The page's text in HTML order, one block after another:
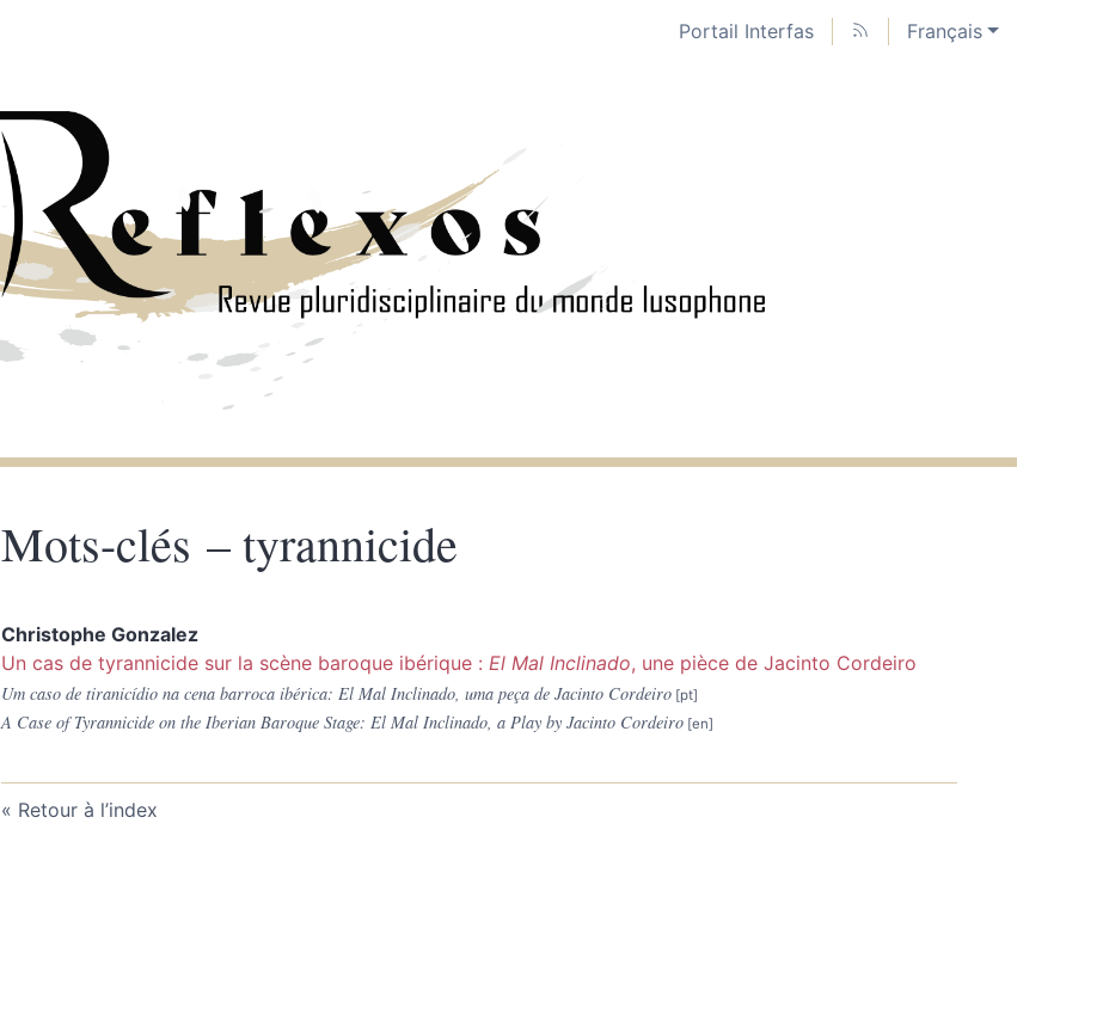
Portail Interfas Français
Mots-clés – tyrannicide
Christophe Gonzalez
Un cas de tyrannicide sur la scène baroque ibérique : El Mal Inclinado, une pièce de Jacinto Cordeiro
Um caso de tiranicídio na cena barroca ibérica: El Mal Inclinado, uma peça de Jacinto Cordeiro
A Case of Tyrannicide on the Iberian Baroque Stage: El Mal Inclinado, a Play by Jacinto Cordeiro
Retour à l’index